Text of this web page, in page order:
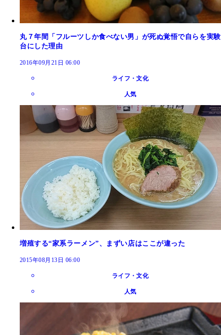
丸７年間「フルーツしか食べない男」が死ぬ覚悟で自らを実験
台にした理由
2016年09月21日 06:00
ライフ・文化
人気
増殖する“家系ラーメン”、まずい店はここが違った
2015年08月13日 06:00
ライフ・文化
人気